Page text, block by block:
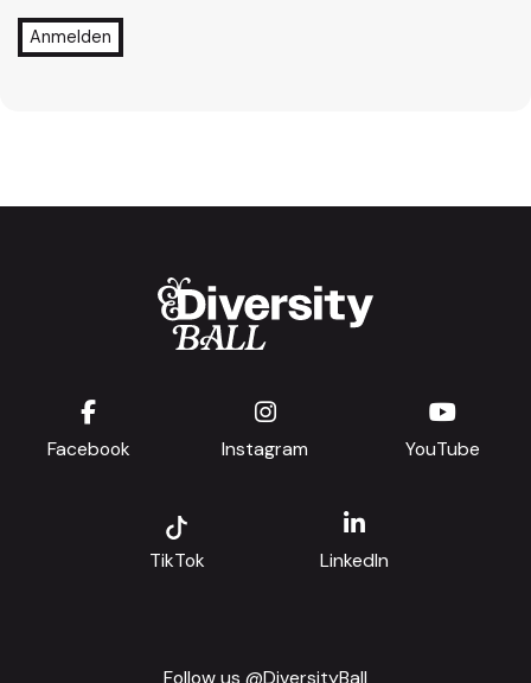
Facebook Instagram YouTube
TikTok LinkedIn
Follow us @DiversityBall